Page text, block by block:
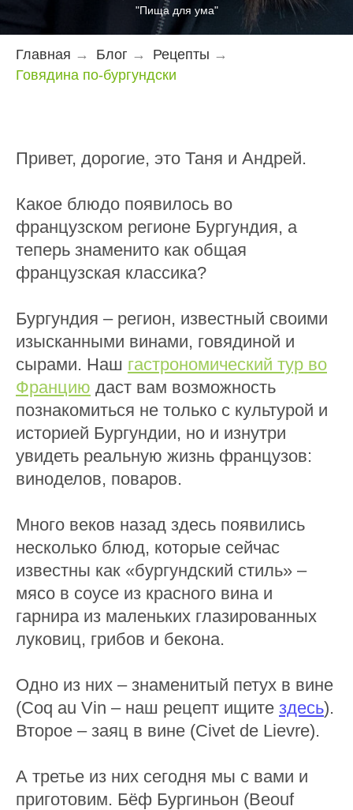
"Пища для ума"
Главная → Блог → Рецепты →
Говядина по-бургундски
Привет, дорогие, это Таня и Андрей.
Какое блюдо появилось во
французском регионе Бургундия, а
теперь знаменито как общая
французская классика?
Бургундия – регион, известный своими
изысканными винами, говядиной и
сырами. Наш гастрономический тур во
Францию даст вам возможность
познакомиться не только с культурой и
историей Бургундии, но и изнутри
увидеть реальную жизнь французов:
виноделов, поваров.
Много веков назад здесь появились
несколько блюд, которые сейчас
известны как «бургундский стиль» –
мясо в соусе из красного вина и
гарнира из маленьких глазированных
луковиц, грибов и бекона.
Одно из них – знаменитый петух в вине
(Coq au Vin – наш рецепт ищите здесь).
Второе – заяц в вине (Civet de Lievre).
А третье из них сегодня мы с вами и
приготовим. Бёф Бургиньон (Beouf